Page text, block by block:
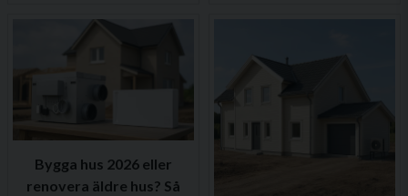
Bygga hus 2026 eller
renovera äldre hus? Så